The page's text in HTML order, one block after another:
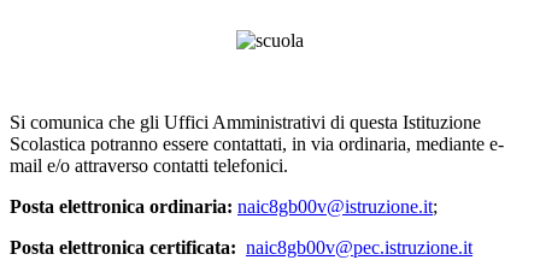
Si comunica che gli Uffici Amministrativi di questa Istituzione
Scolastica potranno essere contattati, in via ordinaria, mediante e-
mail e/o attraverso contatti telefonici.
Posta elettronica ordinaria: naic8gb00v@istruzione.it;
Posta elettronica certificata: naic8gb00v@pec.istruzione.it